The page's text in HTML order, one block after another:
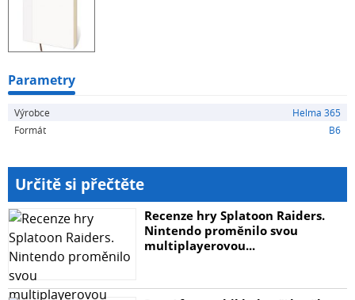
jednoduše ve svých deskách vyměníte.
Náhradní náplň pro koženkové desky M s rozměry 120 x
165 mm.
Gramáž papíru: 80 g
Kontakt: obchod@helma365.eu
WWW: https://www.helma365.eu/
Parametry
Výrobce
Helma 365
Formát
B6
Určitě si přečtěte
Recenze hry Splatoon Raiders.
Nintendo proměnilo svou
multiplayerovou...